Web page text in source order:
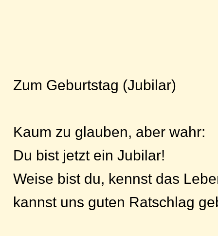
Zum Geburtstag (Jubilar)
Kaum zu glauben, aber wahr:
Du bist jetzt ein Jubilar!
Weise bist du, kennst das
kannst uns guten Ratschlag